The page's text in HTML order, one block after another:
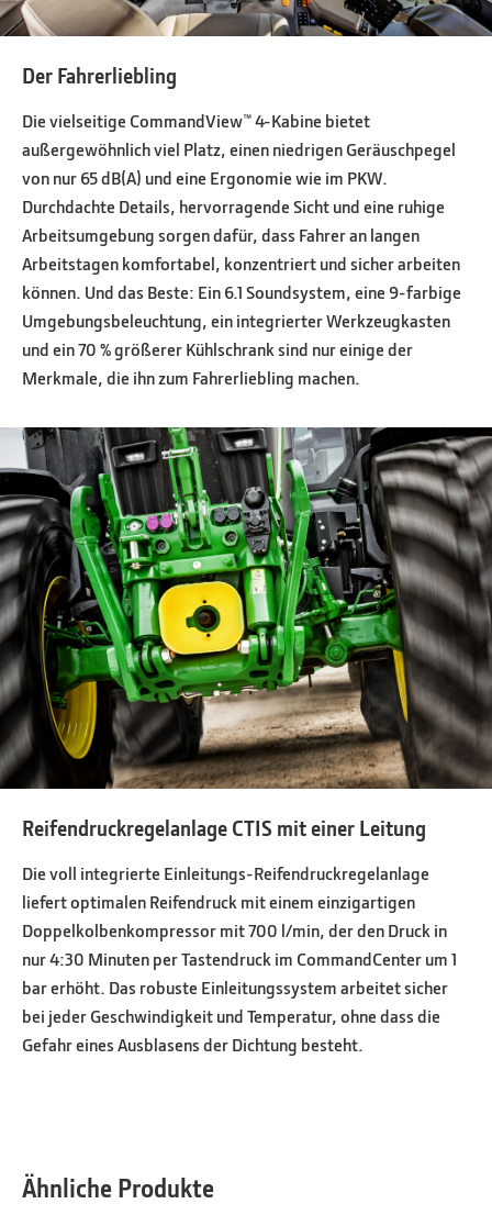
Der Fahrerliebling
Die vielseitige CommandView™ 4-Kabine bietet
außergewöhnlich viel Platz, einen niedrigen Geräuschpegel
von nur 65 dB(A) und eine Ergonomie wie im PKW.
Durchdachte Details, hervorragende Sicht und eine ruhige
Arbeitsumgebung sorgen dafür, dass Fahrer an langen
Arbeitstagen komfortabel, konzentriert und sicher arbeiten
können. Und das Beste: Ein 6.1 Soundsystem, eine 9-farbige
Umgebungsbeleuchtung, ein integrierter Werkzeugkasten
und ein 70 % größerer Kühlschrank sind nur einige der
Merkmale, die ihn zum Fahrerliebling machen.
Reifendruckregelanlage CTIS mit einer Leitung
Die voll integrierte Einleitungs-Reifendruckregelanlage
liefert optimalen Reifendruck mit einem einzigartigen
Doppelkolbenkompressor mit 700 l/min, der den Druck in
nur 4:30 Minuten per Tastendruck im CommandCenter um 1
bar erhöht. Das robuste Einleitungssystem arbeitet sicher
bei jeder Geschwindigkeit und Temperatur, ohne dass die
Gefahr eines Ausblasens der Dichtung besteht.
Ähnliche Produkte